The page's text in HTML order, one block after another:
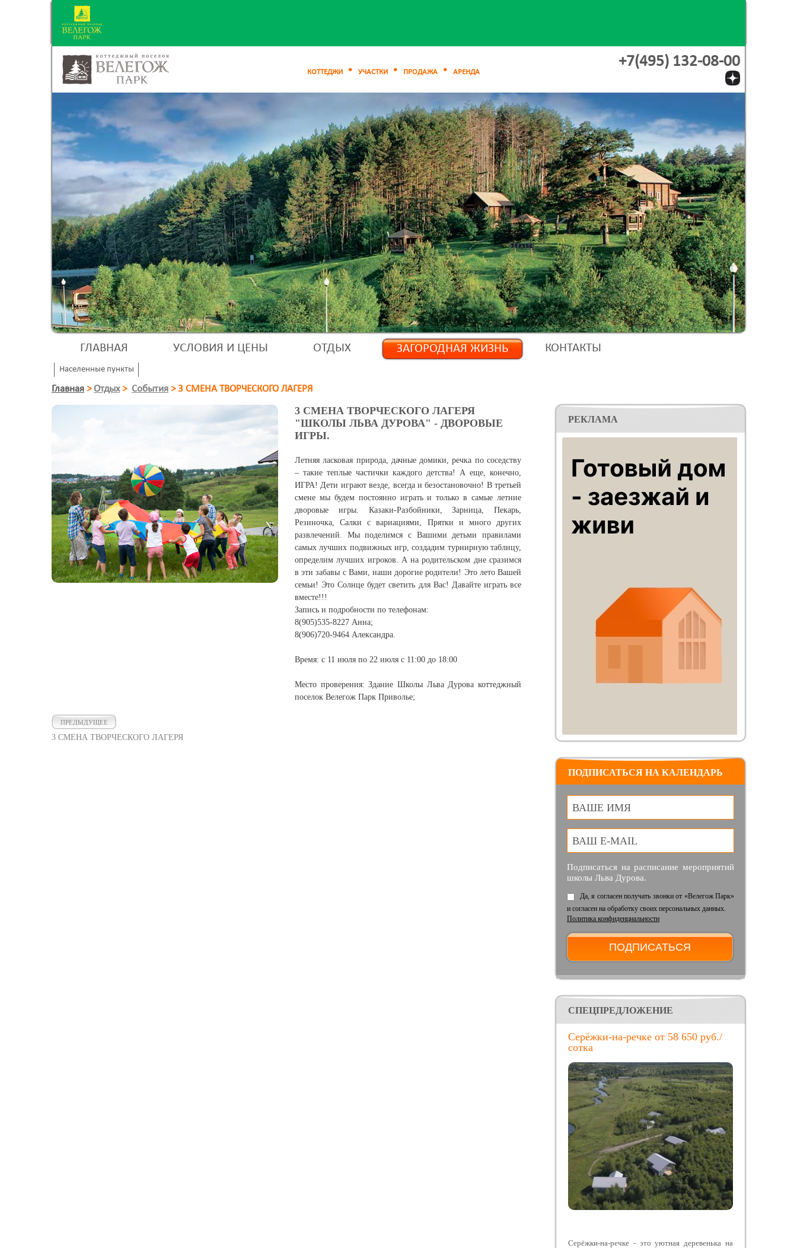
КОТТЕДЖИ УЧАСТКИ ПРОДАЖА АРЕНДА
+7(495) 132-08-00
ГЛАВНАЯ УСЛОВИЯ И ЦЕНЫ ОТДЫХ ЗАГОРОДНАЯ ЖИЗНЬ
Населенные пункты
КОНТАКТЫ
Главная > Отдых > События >3 СМЕНА ТВОРЧЕСКОГО ЛАГЕРЯ
3 СМЕНА ТВОРЧЕСКОГО ЛАГЕРЯ
"ШКОЛЫ ЛЬВА ДУРОВА" - ДВОРОВЫЕ
ИГРЫ.
Летняя ласковая природа, дачные домики, речка по соседству
– такие теплые частички каждого детства! А еще, конечно,
ИГРА! Дети играют везде, всегда и безостановочно! В третьей
смене мы будем постоянно играть и только в самые летние
дворовые игры. Казаки-Разбойники, Зарница, Пекарь,
Резиночка, Салки с вариациями, Прятки и много других
развлечений. Мы поделимся с Вашими детьми правилами
самых лучших подвижных игр, создадим турнирную таблицу,
определим лучших игроков. А на родительском дне сразимся
в эти забавы с Вами, наши дорогие родители! Это лето Вашей
семьи! Это Солнце будет светить для Вас! Давайте играть все
вместе!!!
Запись и подробности по телефонам:
8(905)535-8227 Анна;
8(906)720-9464 Александра.
Время: с 11 июля по 22 июля с 11:00 до 18:00
Место проверения: Здание Школы Льва Дурова коттеджный
поселок Велегож Парк Приволье;
ПРЕДЫДУЩЕЕ
3 СМЕНА ТВОРЧЕСКОГО ЛАГЕРЯ
РЕКЛАМА
ПОДПИСАТЬСЯ НА КАЛЕНДАРЬ
ВАШЕ ИМЯ
ВАШ E-MAIL
Подписаться на расписание мероприятий
школы Льва Дурова.
Да, я согласен получать звонки от «Велегож Парк»
и согласен на обработку своих персональных данных.
Политика конфиденциальности
CПЕЦПРЕДЛОЖЕНИЕ
Серёжки-на-речке от 58 650 руб./
сотка
Серёжки-на-речке - это уютная деревенька на